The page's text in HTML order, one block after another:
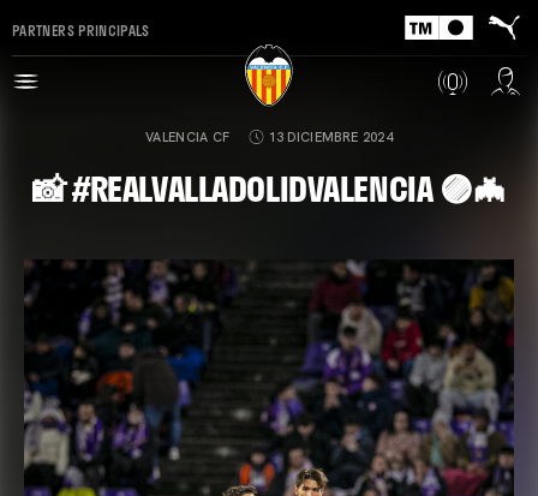
PARTNERS PRINCIPALS
VALENCIA CF 13 DICIEMBRE 2024
📸 #REALVALLADOLIDVALENCIA 🟣🦇